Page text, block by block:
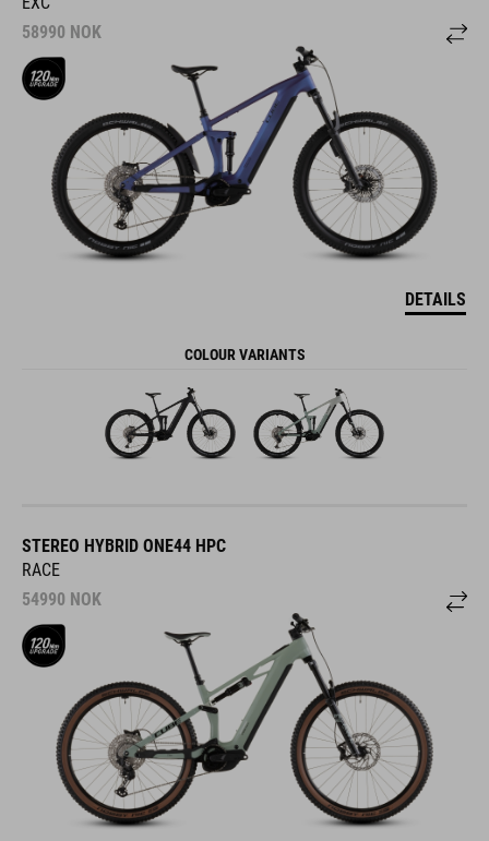
58990 NOK
DETAILS
COLOUR VARIANTS
STEREO HYBRID ONE44 HPC
RACE
54990 NOK